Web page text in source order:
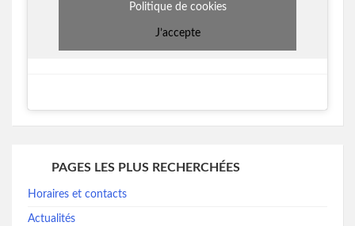
Politique de cookies
J’accepte
PAGES LES PLUS RECHERCHÉES
Horaires et contacts
Actualités